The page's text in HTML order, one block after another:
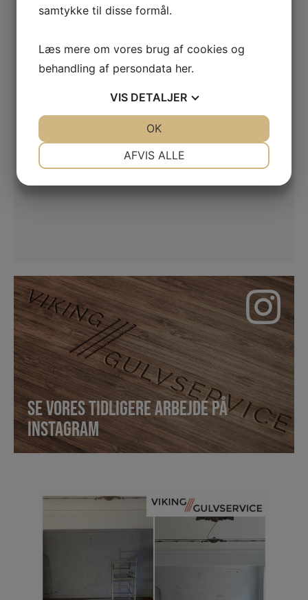
i mit hjem. Medarbejderne udfører et
anbefalelsesværdigt.
SE VORES TIDLIGERE ARBEJDE PÅ
INSTAGRAM
samtykke til disse formål.
Læs mere om vores brug af cookies og
behandling af persondata her.
VIS DETALJER
AFVIS ALLE
OK